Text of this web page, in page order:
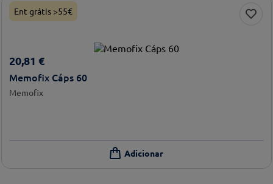
Ent grátis >55€
20,81 €
Memofix Cáps 60
Memofix